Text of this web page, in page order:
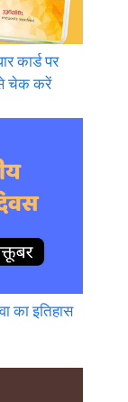
कार्ड पर
चेक करें
का इतिहास